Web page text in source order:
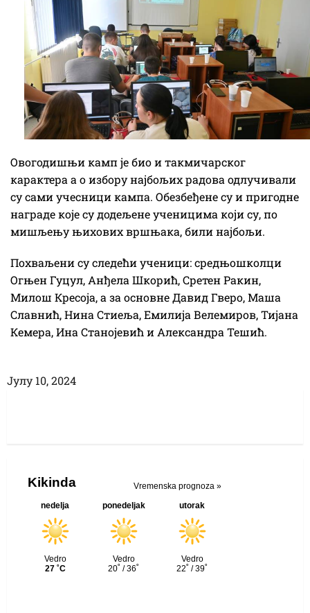
Овогодишњи камп је био и такмичарског
карактера а о избору најбољих радова одлучивали
су сами учесници кампа. Обезбеђене су и пригодне
награде које су додељене ученицима који су, по
мишљењу њихових вршњака, били најбољи.
Похваљени су следећи ученици: средњошколци
Огњен Гуцул, Анђела Шкорић, Сретен Ракин,
Милош Кресоја, а за основне Давид Гверо, Маша
Славнић, Нина Стиеља, Емилија Велемиров, Тијана
Кемера, Ина Станојевић и Александра Тешић.
Јулy 10, 2024